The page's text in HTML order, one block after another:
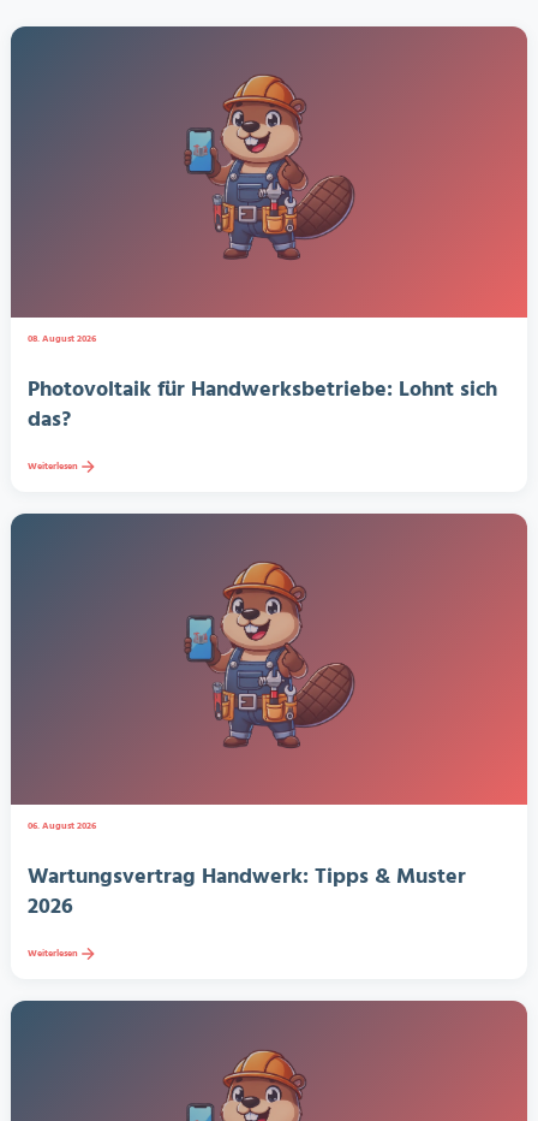
08. August 2026
Photovoltaik für Handwerksbetriebe: Lohnt sich
das?
Weiterlesen
06. August 2026
Wartungsvertrag Handwerk: Tipps & Muster
2026
Weiterlesen